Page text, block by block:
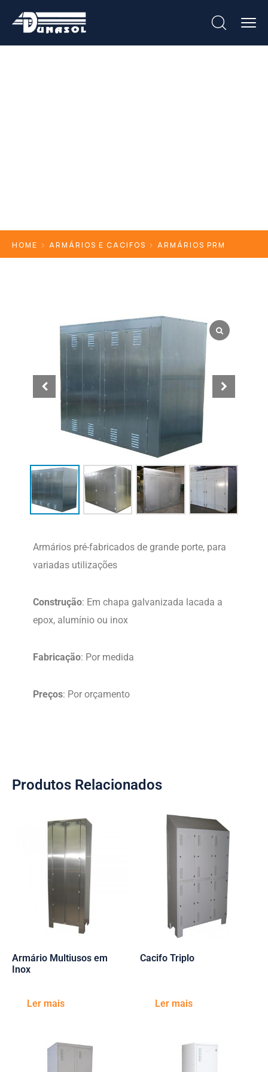
HOME ARMÁRIOS E CACIFOS ARMÁRIOS PRM
Armários pré-fabricados de grande porte, para
variadas utilizações
Construção: Em chapa galvanizada lacada a
epox, alumínio ou inox
Fabricação: Por medida
Preços: Por orçamento
Produtos Relacionados
Armário Multiusos em
Inox
Ler mais
Cacifo Triplo
Ler mais